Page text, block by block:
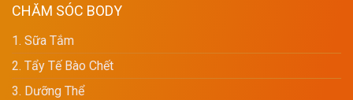
CHĂM SÓC BODY
1. Sữa Tắm
2. Tẩy Tế Bào Chết
3. Dưỡng Thể